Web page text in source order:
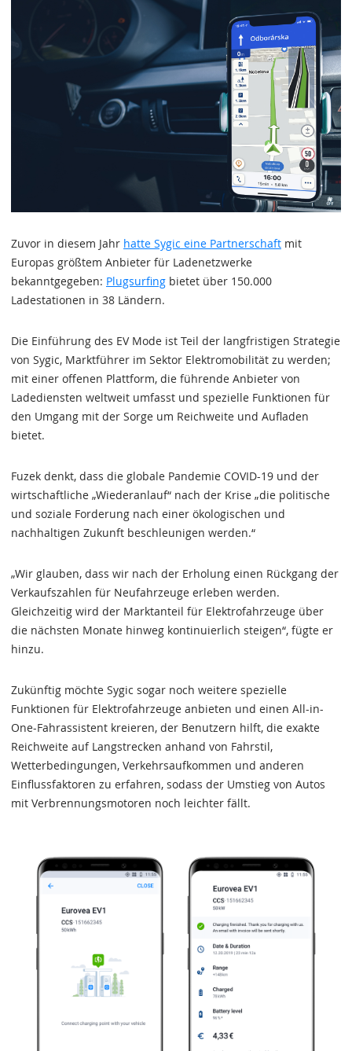
Zuvor in diesem Jahr hatte Sygic eine Partnerschaft mit
Europas größtem Anbieter für Ladenetzwerke
bekanntgegeben: Plugsurfing bietet über 150.000
Ladestationen in 38 Ländern.
Die Einführung des EV Mode ist Teil der langfristigen Strategie
von Sygic, Marktführer im Sektor Elektromobilität zu werden;
mit einer offenen Plattform, die führende Anbieter von
Ladediensten weltweit umfasst und spezielle Funktionen für
den Umgang mit der Sorge um Reichweite und Aufladen
bietet.
Fuzek denkt, dass die globale Pandemie COVID-19 und der
wirtschaftliche „Wiederanlauf“ nach der Krise „die politische
und soziale Forderung nach einer ökologischen und
nachhaltigen Zukunft beschleunigen werden.“
„Wir glauben, dass wir nach der Erholung einen Rückgang der
Verkaufszahlen für Neufahrzeuge erleben werden.
Gleichzeitig wird der Marktanteil für Elektrofahrzeuge über
die nächsten Monate hinweg kontinuierlich steigen“, fügte er
hinzu.
Zukünftig möchte Sygic sogar noch weitere spezielle
Funktionen für Elektrofahrzeuge anbieten und einen All-in-
One-Fahrassistent kreieren, der Benutzern hilft, die exakte
Reichweite auf Langstrecken anhand von Fahrstil,
Wetterbedingungen, Verkehrsaufkommen und anderen
Einflussfaktoren zu erfahren, sodass der Umstieg von Autos
mit Verbrennungsmotoren noch leichter fällt.